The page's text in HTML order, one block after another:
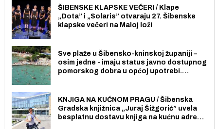
ŠIBENSKE KLAPSKE VEČERI / Klape
„Dota” i „Solaris” otvaraju 27. Šibenske
klapske večeri na Maloj loži
Sve plaže u Šibensko-kninskoj županiji –
osim jedne - imaju status javno dostupnog
pomorskog dobra u općoj upotrebi.
KNJIGA NA KUĆNOM PRAGU / Šibenska
Gradska knjižnica „Juraj Šižgorić” uvela
besplatnu dostavu knjiga na kućnu adresu